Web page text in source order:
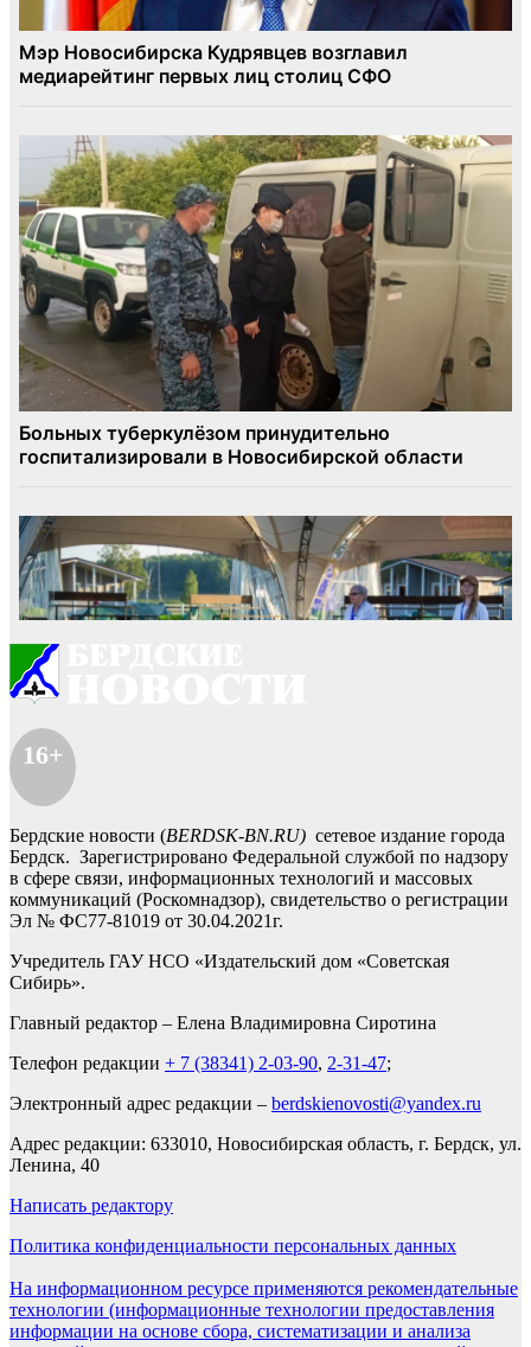
16+
Бердские новости (BERDSK-BN.RU) сетевое издание города
Бердск. Зарегистрировано Федеральной службой по надзору
в сфере связи, информационных технологий и массовых
коммуникаций (Роскомнадзор), свидетельство о регистрации
Эл № ФС77-81019 от 30.04.2021г.
Учредитель ГАУ НСО «Издательский дом «Советская
Сибирь».
Главный редактор – Елена Владимировна Сиротина
Телефон редакции + 7 (38341) 2-03-90, 2-31-47;
Электронный адрес редакции – berdskienovosti@yandex.ru
Адрес редакции: 633010, Новосибирская область, г. Бердск, ул.
Ленина, 40
Написать редактору
Политика конфиденциальности персональных данных
На информационном ресурсе применяются рекомендательные
технологии (информационные технологии предоставления
информации на основе сбора, систематизации и анализа